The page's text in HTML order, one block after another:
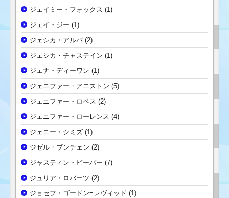
ジェイミー・フォックス (1)
ジェイ・ジー (1)
ジェシカ・アルバ(2)
ジェシカ・チャステイン (1)
ジェナ・ディーワン (1)
ジェニファー・アニストン (5)
ジェニファー・ロペス (2)
ジェニファー・ローレンス (4)
ジェニー・シミズ (1)
ジゼル・ブンチェン (2)
ジャスティン・ビーバー (7)
ジュリア・ロバーツ (2)
ジョセフ・ゴードン=レヴィッド (1)